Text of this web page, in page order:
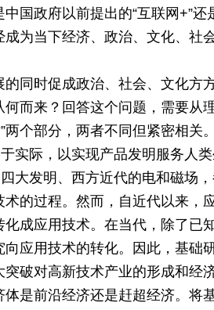
国政府以前提出的“互联网+”
为当下经济、政治、文化、社
同时促成政治、社会、文化方
而来？回答这个问题，需要从
”两个部分，两者不同但紧密相
实际，以实现产品发明服务人
大发明、西方近代的电和磁场
的过程。然而，自近代以来，
成应用技术。在当代，除了已
应用技术的转化。因此，基础
破对高新技术产业的形成和经
是前沿经济还是赶超经济。将